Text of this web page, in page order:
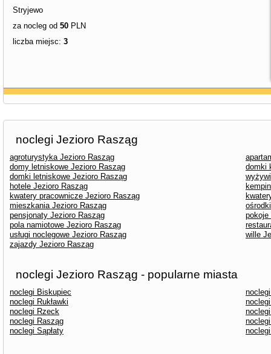
Stryjewo
za nocleg od 50 PLN
liczba miejsc: 3
noclegi Jezioro Rasząg
agroturystyka Jezioro Rasząg
domy letniskowe Jezioro Rasząg
domki
domki letniskowe Jezioro Rasząg
hotele Jezioro Rasząg
kwatery pracownicze Jezioro Rasząg
mieszkania Jezioro Rasząg
pensjonaty Jezioro Rasząg
pokoje
pola namiotowe Jezioro Rasząg
usługi noclegowe Jezioro Rasząg
wille
zajazdy Jezioro Rasząg
noclegi Jezioro Rasząg - popularne miasta
noclegi Biskupiec
noclegi Rukławki
noclegi Rzeck
noclegi Rasząg
noclegi
noclegi Sąpłaty